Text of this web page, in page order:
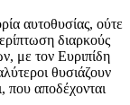
αυτοθυσίας, ούτε
διαρκούς
με τον Ευριπίδη
θυσιάζουν
που αποδέχονται